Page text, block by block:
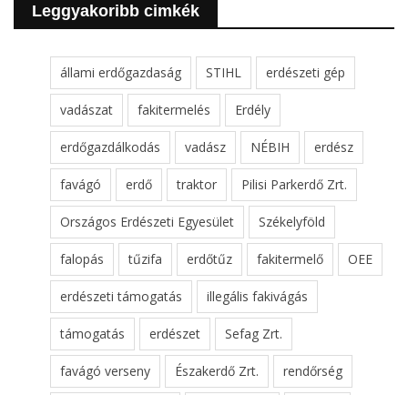
Leggyakoribb cimkék
állami erdőgazdaság STIHL erdészeti gép
vadászat fakitermelés Erdély
erdőgazdálkodás vadász NÉBIH erdész
favágó erdő traktor Pilisi Parkerdő Zrt.
Országos Erdészeti Egyesület Székelyföld
falopás tűzifa erdőtűz fakitermelő OEE
erdészeti támogatás illegális fakivágás
támogatás erdészet Sefag Zrt.
favágó verseny Északerdő Zrt. rendőrség